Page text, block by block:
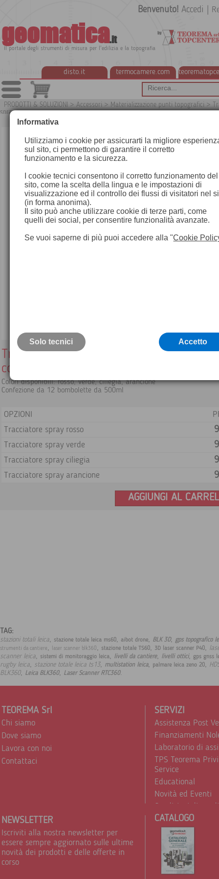
geomatica.it
Il portale degli strumenti di misura per l'edilizia e la topografia
disto.it termocamere.com
Benvenuto! Accedi
PRODOTTI & SOLUZIONI > Accessori > Materializzazione punti topografici >
spray
Tracciatore spray Vari colori disponibili
confezione da 12 pz
Colori disponibili: rosso, verde, ciliegia, arancione
Confezione da 12 bombolette da 500ml
OPZIONI
Tracciatore spray rosso
Tracciatore spray verde
Tracciatore spray ciliegia
Tracciatore spray arancione
AGGIUNGI AL
TAG:
stazioni totali leica, stazione totale leica ms60, aibot drone, BLK 3D, gps topografico
strumenti da cantiere, laser scanner blk360, stazione totale TS60, 3D laser scanner P40,
scanner leica, sistemi di monitoraggio leica, livelli da cantiere, livelli ottici, gps gnss
rugby leica, stazione totale leica ts13, multistation leica, palmare leica zeno 20,
BLK360, Leica BLK360, Laser Scanner RTC360.
TEOREMA Srl
Chi siamo
Dove siamo
Lavora con noi
Contattaci
SERVIZI
Assistenza Post
Finanziamenti
Laboratorio di
TPS Teorema
Service
Educational
Novità ed Eventi
Condizioni di
Trattamento dei
NEWSLETTER
Iscriviti alla nostra newsletter per
essere sempre aggiornato sulle ultime
novità dei prodotti e delle offerte in
corso
CATALOGO
Informativa
Utilizziamo i cookie per assicurarti la migliore
sul sito, ci permettono di garantire il corretto
funzionamento e la sicurezza.
I cookie tecnici consentono il corretto funzionamento del
sito, come la scelta della lingua e le impostazioni di
visualizzazione ed il controllo dei flussi di visitatori nel
(in forma anonima).
Il sito può anche utilizzare cookie di terze parti, come
quelli dei social, per consentire funzionalità avanzate.
Se vuoi saperne di più puoi accedere alla "Cookie
Solo tecnici Accetto